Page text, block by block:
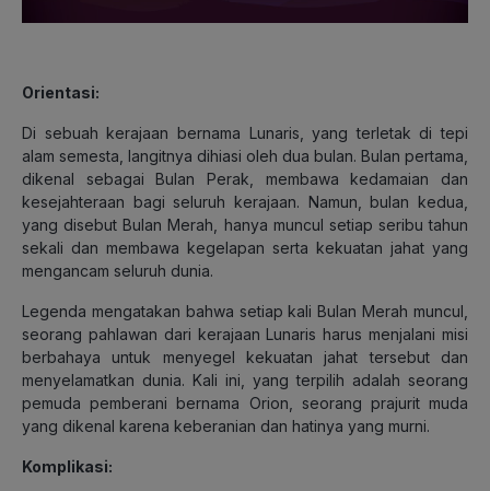
Orientasi:
Di sebuah kerajaan bernama Lunaris, yang terletak di tepi
alam semesta, langitnya dihiasi oleh dua bulan. Bulan pertama,
dikenal sebagai Bulan Perak, membawa kedamaian dan
kesejahteraan bagi seluruh kerajaan. Namun, bulan kedua,
yang disebut Bulan Merah, hanya muncul setiap seribu tahun
sekali dan membawa kegelapan serta kekuatan jahat yang
mengancam seluruh dunia.
Legenda mengatakan bahwa setiap kali Bulan Merah muncul,
seorang pahlawan dari kerajaan Lunaris harus menjalani misi
berbahaya untuk menyegel kekuatan jahat tersebut dan
menyelamatkan dunia. Kali ini, yang terpilih adalah seorang
pemuda pemberani bernama Orion, seorang prajurit muda
yang dikenal karena keberanian dan hatinya yang murni.
Komplikasi: